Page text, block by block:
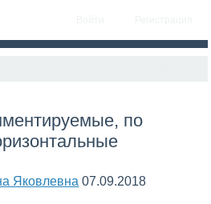
по
Яковлевна 07.09.2018